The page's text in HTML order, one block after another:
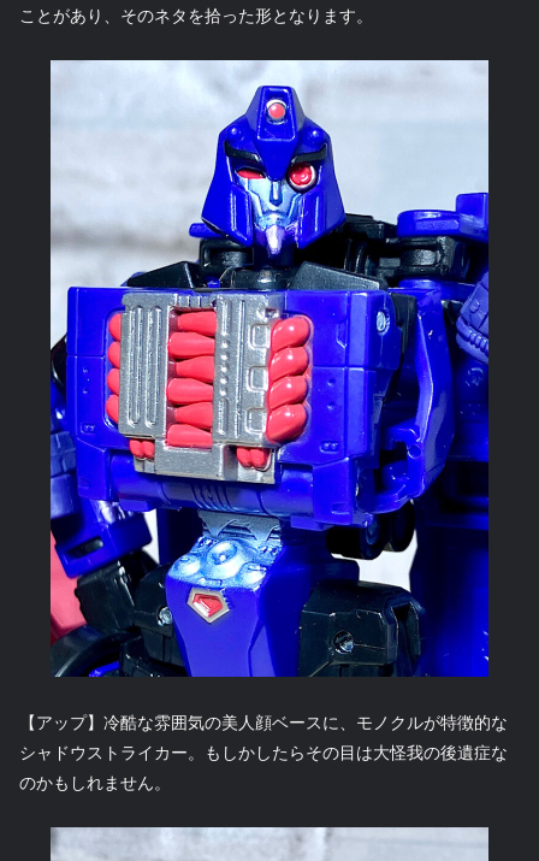
ことがあり、そのネタを拾った形となります。
【アップ】冷酷な雰囲気の美人顔ベースに、モノクルが特徴的な
シャドウストライカー。もしかしたらその目は大怪我の後遺症な
のかもしれません。